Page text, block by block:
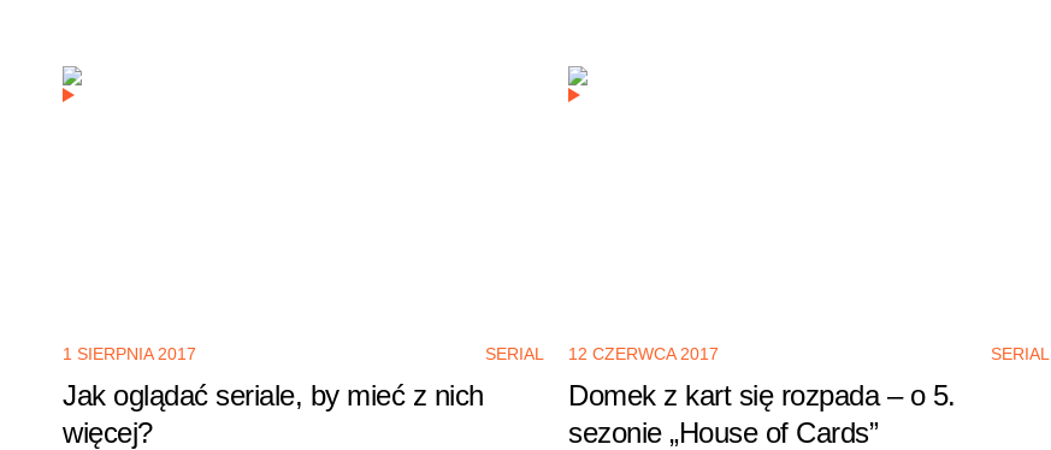
1 SIERPNIA 2017 SERIAL
Jak oglądać seriale, by mieć z nich
więcej?
12 CZERWCA 2017 SERIAL
Domek z kart się rozpada – o 5.
sezonie „House of Cards”